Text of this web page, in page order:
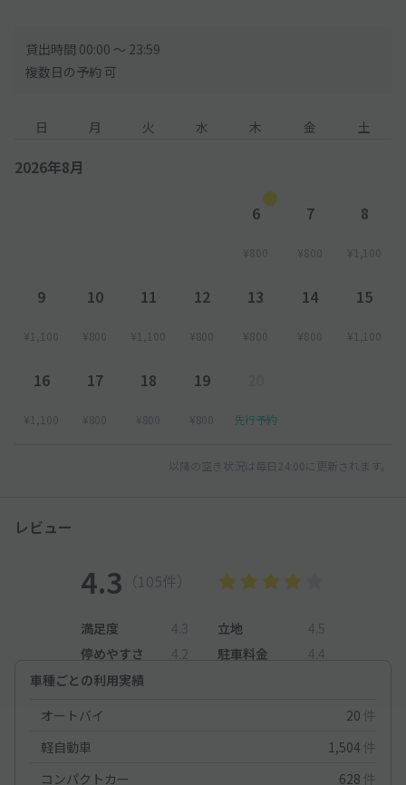
貸出時間 00:00 〜 23:59
複数日の予約 可
日 月 火 水 木 金 土
2026年8月
6
¥800
7
¥800
8
¥1,100
9
¥1,100
10
¥800
11
¥1,100
12
¥800
13
¥800
14
¥800
15
¥1,100
16
¥1,100
17
¥800
18
¥800
19
¥800 先行予約
以降の空き状況は毎日24:00に更新されます。
レビュー
4.3 （105件）
満足度 4.3 立地
4.5
停めやすさ
4.2 駐車料金
4.4
車種ごとの利用実績
オートバイ
20 件
軽自動車
1,504 件
コンパクトカー
628 件